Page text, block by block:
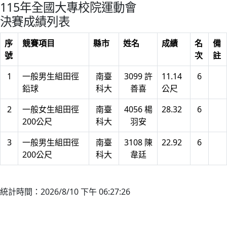
115年全國大專校院運動會
決賽成績列表
序
號
競賽項目 縣市 姓名 成績
名
次
備
註
1
一般男生組田徑
鉛球
南臺
科大
3099 許
善喜
11.14
公尺
6
2
一般女生組田徑
200公尺
南臺
科大
4056 楊
羽安
28.32 6
3
一般男生組田徑
200公尺
南臺
科大
3108 陳
韋廷
22.92 6
統計時間：2026/8/10 下午 06:27:26